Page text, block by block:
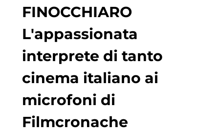
FINOCCHIARO
L'appassionata
interprete di tanto
cinema italiano ai
microfoni di
Filmcronache